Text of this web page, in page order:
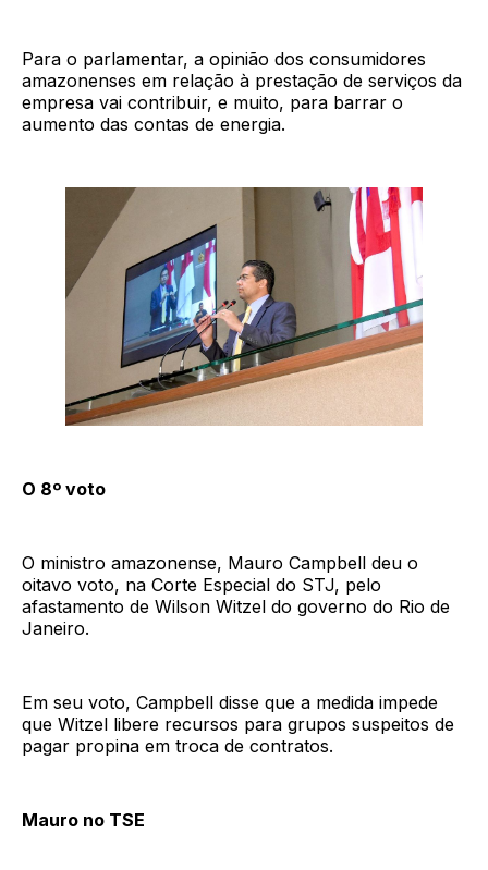
Para o parlamentar, a opinião dos consumidores
amazonenses em relação à prestação de serviços da
empresa vai contribuir, e muito, para barrar o
aumento das contas de energia.
O 8º voto
O ministro amazonense, Mauro Campbell deu o
oitavo voto, na Corte Especial do STJ, pelo
afastamento de Wilson Witzel do governo do Rio de
Janeiro.
Em seu voto, Campbell disse que a medida impede
que Witzel libere recursos para grupos suspeitos de
pagar propina em troca de contratos.
Mauro no TSE